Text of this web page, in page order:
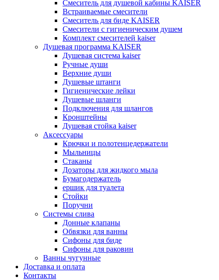
Смеситель для душевой кабины KAISER
Встраиваемые смесители
Смеситель для биде KAISER
Смесители с гигиеническим душем
Комплект смесителей kaiser
Душевая программа KAISER
Душевая система kaiser
Ручные души
Верхние души
Душевые штанги
Гигиенические лейки
Душевые шланги
Подключения для шлангов
Кронштейны
Душевая стойка kaiser
Аксессуары
Крючки и полотенцедержатели
Мыльницы
Стаканы
Дозаторы для жидкого мыла
Бумагодержатель
ершик для туалета
Стойки
Поручни
Системы слива
Донные клапаны
Обвязки для ванны
Сифоны для биде
Сифоны для раковин
Ванны чугунные
Доставка и оплата
Контакты